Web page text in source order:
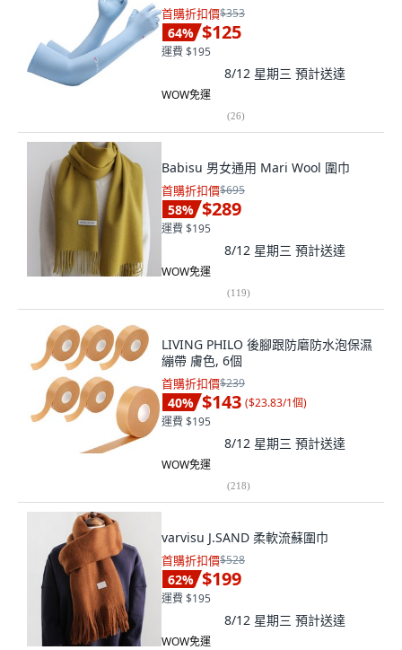
首購折扣價$353
64% $125
運費 $195
8/12 星期三 預計送達
WOW免運
(26)
Babisu 男女通用 Mari Wool 圍巾
首購折扣價$695
58% $289
運費 $195
8/12 星期三 預計送達
WOW免運
(119)
LIVING PHILO 後腳跟防磨防水泡保濕
繃帶 膚色, 6個
首購折扣價$239
40% $143 ($23.83/1個)
運費 $195
8/12 星期三 預計送達
WOW免運
(218)
varvisu J.SAND 柔軟流蘇圍巾
首購折扣價$528
62% $199
運費 $195
8/12 星期三 預計送達
WOW免運